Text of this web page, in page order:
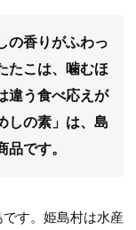
YouTube
の香りがふわっ
たこは、噛むほ
違う食べ応えが
しの素」は、島
です。
す。姫島村は水産